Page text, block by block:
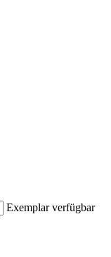
Exemplar verfügbar